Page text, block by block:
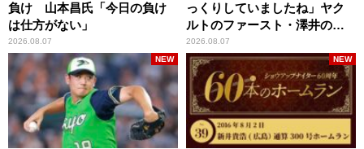
負け 山本昌氏「今日の負け
は仕方がない」
2026.08.07
っくりしていましたね」ヤク
ルトのファースト・澤井の判
断を評価
2026.08.07
NEW NEW